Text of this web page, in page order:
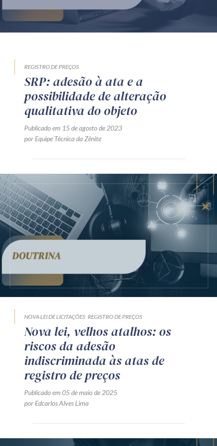
Produtos e serviços
Orientação por Escrito
Mentoria Zênite
Capacitação
Zênite Online
Eventos presenciais
Zênite in Company
Diferenciais
Receba por RSS
Av. Sete de Setembro, 4698
Batel
Curitiba/PR CEP80240-000
Whatsapp (41) 98881-6616
REGISTRO DE PREÇOS
SRP: adesão à ata e a
possibilidade de alteração
qualitativa do objeto
Publicado em 15 de agosto de 2023
por Equipe Técnica da Zênite
NOVA LEI DE LICITAÇÕES REGISTRO DE PREÇOS
Nova lei, velhos atalhos: os
riscos da adesão
indiscriminada às atas de
registro de preços
Publicado em 05 de maio de 2025
por Edcarlos Alves Lima